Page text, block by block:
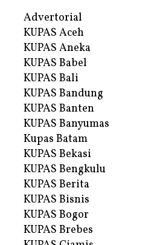
Advertorial
KUPAS Aceh
KUPAS Aneka
KUPAS Babel
KUPAS Bali
KUPAS Bandung
KUPAS Banten
KUPAS Banyumas
Kupas Batam
KUPAS Bekasi
KUPAS Bengkulu
KUPAS Berita
KUPAS Bisnis
KUPAS Bogor
KUPAS Brebes